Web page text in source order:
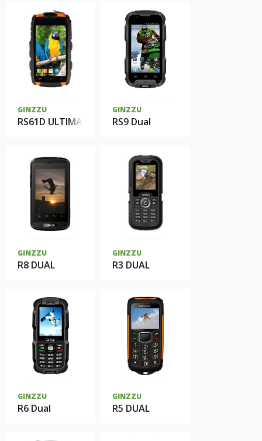
GINZZU
RS61D ULTIMATE
GINZZU
RS9 Dual
GINZZU
R8 DUAL
GINZZU
R3 DUAL
GINZZU
R6 Dual
GINZZU
R5 DUAL